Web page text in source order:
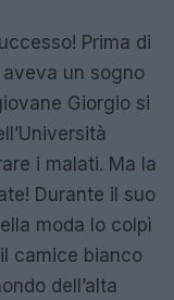
Prima di
un sogno
Giorgio si
i malati. Ma la
Durante il suo
moda lo colpì
camice bianco
dell’alta